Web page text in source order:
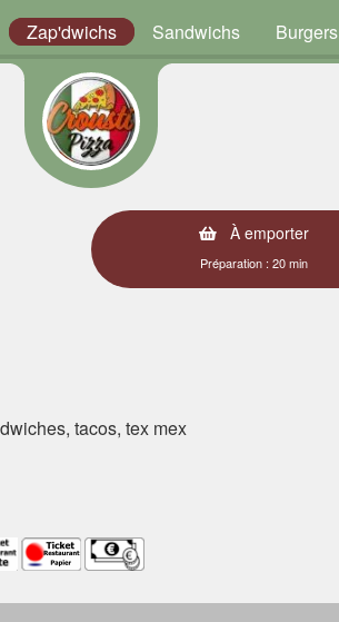
Zap'dwichs Sandwichs Burgers
À emporter
Préparation : 20 min
tacos, tex mex